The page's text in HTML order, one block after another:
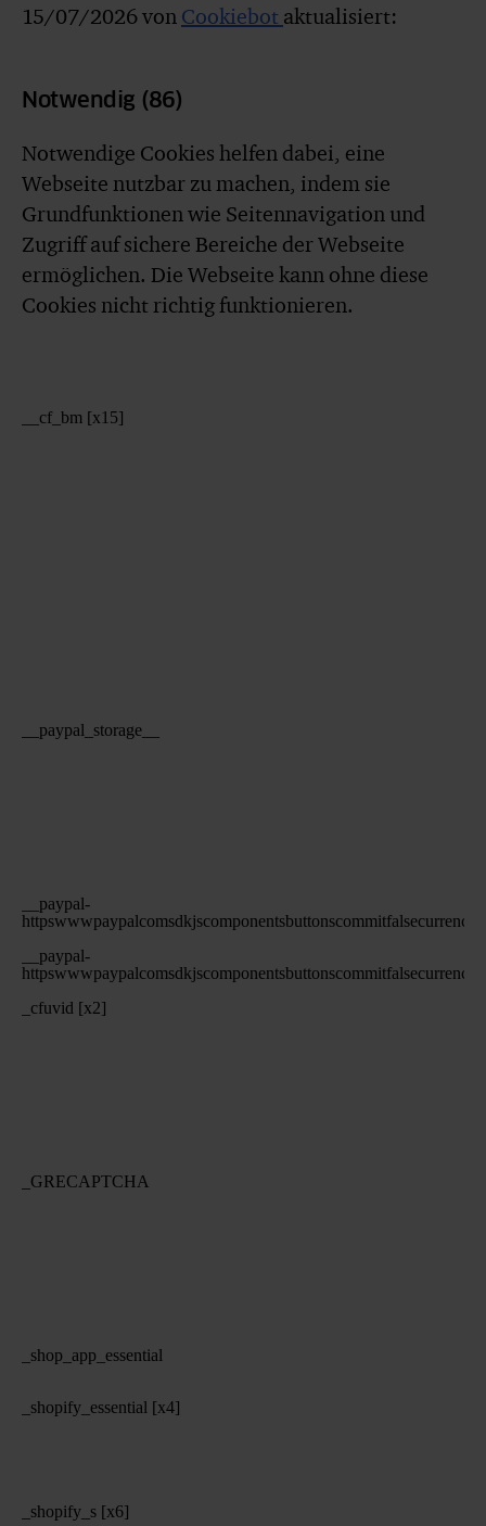
15/07/2026 von Cookiebot aktualisiert:
Notwendig (86)
Notwendige Cookies helfen dabei, eine
Webseite nutzbar zu machen, indem sie
Grundfunktionen wie Seitennavigation und
Zugriff auf sichere Bereiche der Webseite
ermöglichen. Die Webseite kann ohne diese
Cookies nicht richtig funktionieren.
__cf_bm [x15]
__paypal_storage__
__paypal-
__paypal-
_cfuvid [x2]
_GRECAPTCHA
_shop_app_essential
_shopify_essential [x4]
_shopify_s [x6]